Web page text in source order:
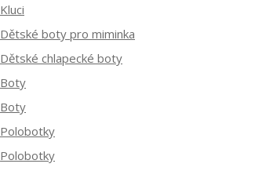
Kluci
Dětské boty pro miminka
Dětské chlapecké boty
Boty
Boty
Polobotky
Polobotky